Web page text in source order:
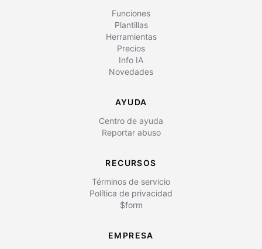
Funciones
Plantillas
Herramientas
Precios
Info IA
Novedades
AYUDA
Centro de ayuda
Reportar abuso
RECURSOS
Términos de servicio
Política de privacidad
$form
EMPRESA